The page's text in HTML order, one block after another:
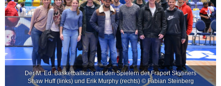
Der M. Ed. Basketballkurs mit den Spielern der Fraport Skyliners
Shaw Huff (links) und Erik Murphy (rechts) © Fabian Steinberg